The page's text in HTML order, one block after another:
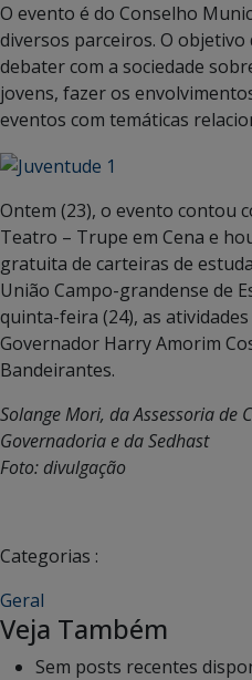
O evento é do Conselho
diversos parceiros. O objetivo
debater com a sociedade
jovens, fazer os
eventos com temáticas
Ontem (23), o evento contou
Teatro – Trupe em Cena e
gratuita de carteiras de
União Campo-grandense de
quinta-feira (24), as
Governador Harry Amorim
Bandeirantes.
Solange Mori, da Assessoria de
Governadoria e da Sedhast
Foto: divulgação
Categorias :
Geral
Veja Também
Sem posts recentes